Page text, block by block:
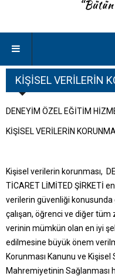
KİŞİSEL VERİLERİN
DENEYİM ÖZEL EĞİTİM
KİŞİSEL VERİLERİN
Kişisel verilerin korunması,
TİCARET LİMİTED ŞİRKETİ
verilerin güvenliği
çalışan, öğrenci ve diğer
verinin mümkün olan en iyi
edilmesine büyük önem
Korunması Kanunu ve
Mahremiyetinin Sağlanması